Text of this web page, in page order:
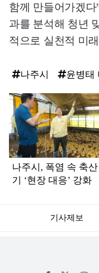
함께 만들어가겠
과를 분석해 청년
적으로 실천적 미
나주시 윤병태
탑
라
인
나주시, 폭염 속 축산
기 ‘현장 대응’ 강화
기사제보